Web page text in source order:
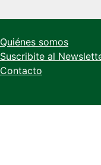
Quiénes somos
Suscribite al
Contacto